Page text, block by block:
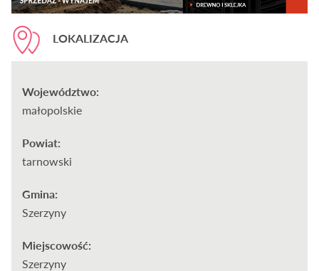
LOKALIZACJA
Województwo:
małopolskie
Powiat:
tarnowski
Gmina:
Szerzyny
Miejscowość:
Szerzyny